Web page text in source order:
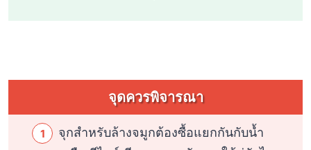
จุดควรพิจารณา
จุกสำหรับล้างจมูกต้องซื้อแยกกันกับน้ำ